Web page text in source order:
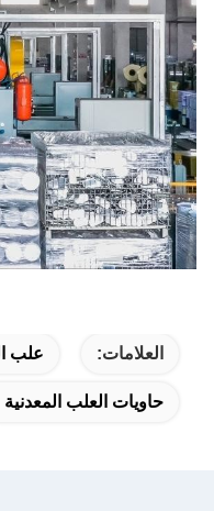
العلامات: علب
حاويات العلب المعدنية